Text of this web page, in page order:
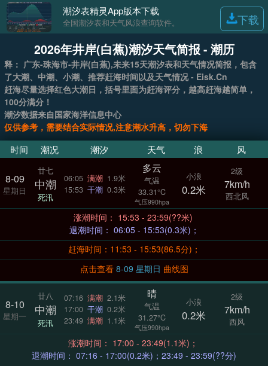
潮汐表精灵App版本下载
全国潮汐表和天气风浪查询软件。 下载
2026年井岸(白蕉)潮汐天气简报 - 潮历
释： 广东-珠海市-井岸(白蕉),未来15天潮汐表和天气情况简报，包含
了大潮、中潮、小潮、推荐赶海时间以及天气情况 - Eisk.Cn
赶海尽量选择红色大潮日，括号里面为赶海评分，越高赶海越简单，
100分满分！
潮汐数据来自国家海洋信息中心
仅供参考，需要结合实际情况,注意潮水升高，切勿下海
时间 潮况 潮汐 天气 浪 风
8-09
星期日
廿七
中潮
死汛
06:05 满潮 1.9米
15:53 干潮 0.3米
多云
气温
33.31°C
气压990hpa
小浪
0.2米
2级
7km/h
西北风
涨潮时间： 15:53 - 23:59(??米)
退潮时间： 06:05 - 15:53(0.3米)；
赶海时间：11:53 - 15:53(86.5分)；
点击查看
8-09 星期日 曲线图
8-10
星期一
廿八
中潮
死汛
07:16 满潮 2.1米
17:00 干潮 0.2米
23:49 满潮 1.1米
晴
气温
31.27°C
气压990hpa
小浪
0.2米
2级
7km/h
西风
涨潮时间： 17:00 - 23:49(1.1米)；
退潮时间： 07:16 - 17:00(0.2米)；23:49 - 23:59(??分)